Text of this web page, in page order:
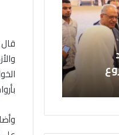
اختتام
معسكر
«سفراء
الوسطية»
للطالباتمن «أرض
«سفراء
الوافدات